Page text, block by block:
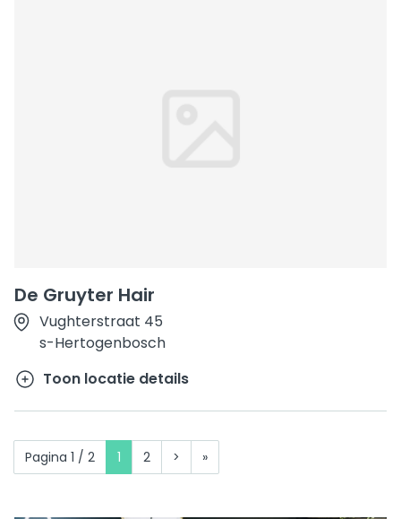
De Gruyter Hair
Vughterstraat 45
s-Hertogenbosch
Toon locatie details
Pagina 1 / 2 1 2 > »